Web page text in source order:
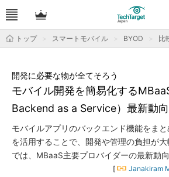
トップ スマートモバイル BYOD 比
モバイル開発を簡易化する
Backend as a Service）最新動向
開発に必要な物が全てそろう
モバイルアプリのバックエンド機能をま
を活用することで、開発や管理の負担が
では、MBaaS主要プロバイダーの最新動向
[ Janakiram